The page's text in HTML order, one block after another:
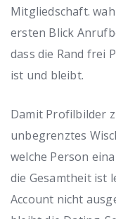
Mitgliedschaft.
ersten Blick
dass die Rand frei
ist und bleibt.
Damit Profilbilder
unbegrenztes
welche Person
die Gesamtheit ist
Account nicht